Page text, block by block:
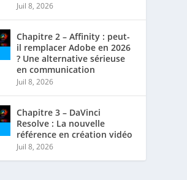
Juil 8, 2026
Chapitre 2 – Affinity : peut-
il remplacer Adobe en 2026
? Une alternative sérieuse
en communication
Juil 8, 2026
Chapitre 3 – DaVinci
Resolve : La nouvelle
référence en création vidéo
Juil 8, 2026